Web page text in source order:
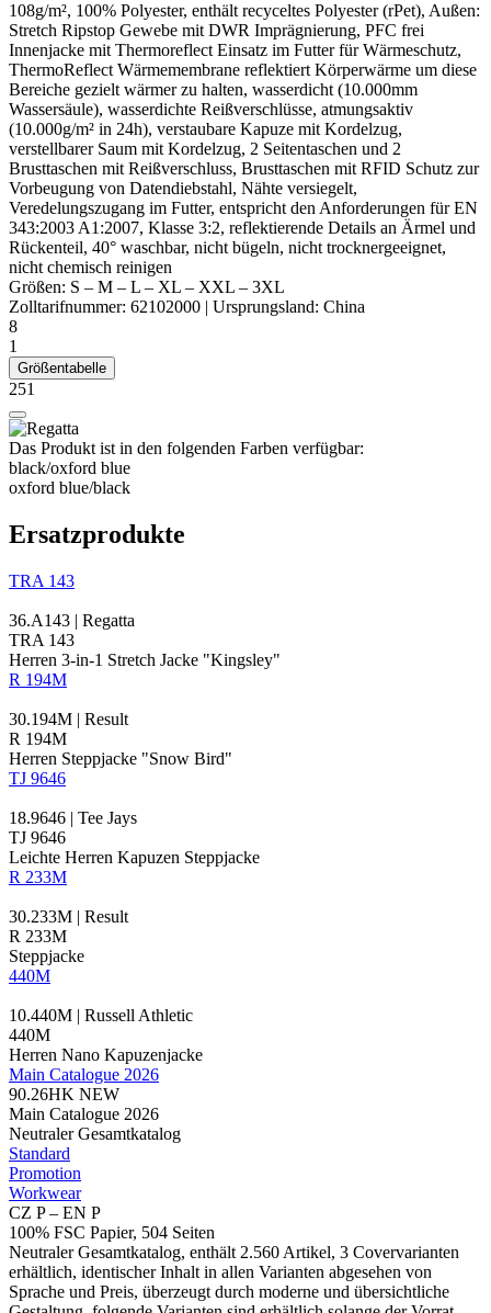
108g/m², 100% Polyester, enthält recyceltes Polyester(rPet), Außen:
Stretch Ripstop Gewebe mit DWR Imprägnierung, PFC frei
Innenjacke mit Thermoreflect Einsatz im Futter für Wärmeschutz,
ThermoReflect Wärmemembrane reflektiert Körperwärme um diese
Bereiche gezielt wärmer zu halten, wasserdicht (10.000mm
Wassersäule), wasserdichte Reißverschlüsse, atmungsaktiv
(10.000g/m² in 24h), verstaubare Kapuze mit Kordelzug,
verstellbarer Saum mit Kordelzug, 2 Seitentaschen und 2
Brusttaschen mit Reißverschluss, Brusttaschen mit RFID Schutz zur
Vorbeugung von Datendiebstahl, Nähte versiegelt,
Veredelungszugang im Futter, entspricht den Anforderungen für EN
343:2003 A1:2007, Klasse 3:2, reflektierende Details an Ärmel und
Rückenteil, 40° waschbar, nicht bügeln, nicht trocknergeeignet,
nicht chemisch reinigen
Größen: S – M – L – XL – XXL – 3XL
Zolltarifnummer: 62102000 | Ursprungsland: China
8
1
Größentabelle
251
Das Produkt ist in den folgenden Farben verfügbar:
black/​oxford blue
oxford blue/​black
Ersatzprodukte
TRA 143
36.A143 | Regatta
TRA 143
Herren 3-in-1 Stretch Jacke "Kingsley"
R 194M
30.194M | Result
R 194M
Herren Steppjacke "Snow Bird"
TJ 9646
18.9646 | Tee Jays
TJ 9646
Leichte Herren Kapuzen Steppjacke
R 233M
30.233M | Result
R 233M
Steppjacke
440M
10.440M | Russell Athletic
440M
Herren Nano Kapuzenjacke
Main Catalogue 2026
90.26HK NEW
Main Catalogue 2026
Neutraler Gesamtkatalog
Standard
Promotion
Workwear
CZ P – EN P
100% FSC Papier, 504 Seiten
Neutraler Gesamtkatalog, enthält 2.560 Artikel, 3 Covervarianten
erhältlich, identischer Inhalt in allen Varianten abgesehen von
Sprache und Preis, überzeugt durch moderne und übersichtliche